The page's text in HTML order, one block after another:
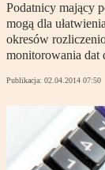
Podatnicy mający
mogą dla
okresów
monitorowania dat
Publikacja: 02.04.2014 07:50